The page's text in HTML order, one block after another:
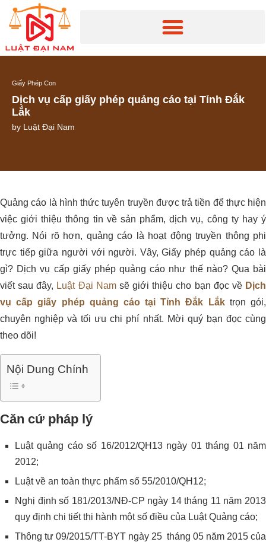
Giấy Phép Con
Dịch vụ cấp giấy phép quảng cáo tại Tỉnh Đắk
Lắk
by Luật Đại Nam
Quảng cáo là hình thức tuyên truyền được trả tiền để thực hiện
việc giới thiệu thông tin về sản phẩm, dịch vụ, công ty hay ý
tưởng. Nói rõ hơn, quảng cáo là hoạt động truyền thông phi
trực tiếp giữa người với người. Vây, Giấy phép quảng cáo là
gì? Dịch vụ cấp giấy phép quảng cáo như thế nào? Qua bài
viết sau đây, Luật Đại Namsẽ giới thiệu cho bạn đọc vềDịch
vụ cấp giấy phép quảng cáo tại Tỉnh Đắk Lắk trọn gói,
chuyên nghiệp và tối ưu chi phí nhất. Mời quý bạn đọc cùng
theo dõi!
Nội Dung Chính
Căn cứ pháp lý
Luật quảng cáo số 16/2012/QH13 ngày 01 tháng 01 năm
2012;
Luật về an toàn thực phẩm số 55/2010/QH12;
Nghị định số 181/2013/NĐ-CP ngày 14 tháng 11 năm 2013
quy định chi tiết thi hành một số điều của Luật Quảng cáo;
Thông tư 09/2015/TT-BYT ngày 25 tháng 05 năm 2015 của